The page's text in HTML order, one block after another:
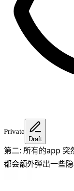
Private
Draft
第二: 所有的app 突
都会额外弹出一些